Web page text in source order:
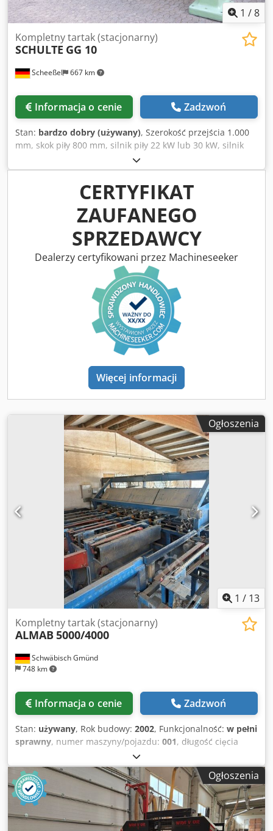
1 /8
Scheeßel 667 km
Kompletny tartak (stacjonarny)
SCHULTE GG 10
Informacja o cenie Zadzwoń
Stan: bardzo dobry (używany), Szerokość przejścia 1.000
mm, skok piły 800 mm, silnik piły 22 kW lub 30 kW, silnik
hamulca do regulacji grubości cięcia, nowoczesne
automatyczne centralne smarowanie, wózek dociskowy o
długości 6 m z listwą zębatą 7 m, 6 mechanicznych stacji
dociskowych, nowe prostowane szyny. Dedpfx
CERTYFIKAT
ZAUFANEGO
SPRZEDAWCY
Dealerzy certyfikowani przez Machineseeker
Więcej informacji
Ogłoszenia
1 / 13
Schwäbisch Gmünd
748 km
Kompletny tartak (stacjonarny)
ALMAB 5000/4000
Informacja o cenie Zadzwoń
Stan: używany, Rok budowy: 2002, Funkcjonalność: w pełni
sprawny, numer maszyny/pojazdu: 001, długość cięcia
, Oferujemy automatyczną linię do
obróbki desek bocznych z podziałem na partie, przycinarką
do obrzynania, 2 sztaplarzami, dodatkowym systemem
wyprowadzania, oraz przycinaniem desek do długości
wymaganej dla sztaplarzy: Deski o długości 2000-5280 mm,
grubości 16-40 mm, szerokości 70-260 mm, takt 29 lub 58
Ogłoszenia